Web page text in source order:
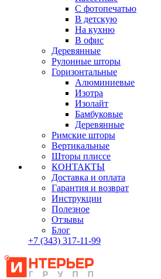
С фотопечатью
В детскую
На кухню
В офис
Деревянные
Рулонные шторы
Горизонтальные
Алюминиевые
Изотра
Изолайт
Бамбуковые
Деревянные
Римские шторы
Вертикальные
Шторы плиссе
КОНТАКТЫ
Доставка и оплата
Гарантия и возврат
Инструкции
Полезное
Отзывы
Блог
+7 (343) 317-11-99